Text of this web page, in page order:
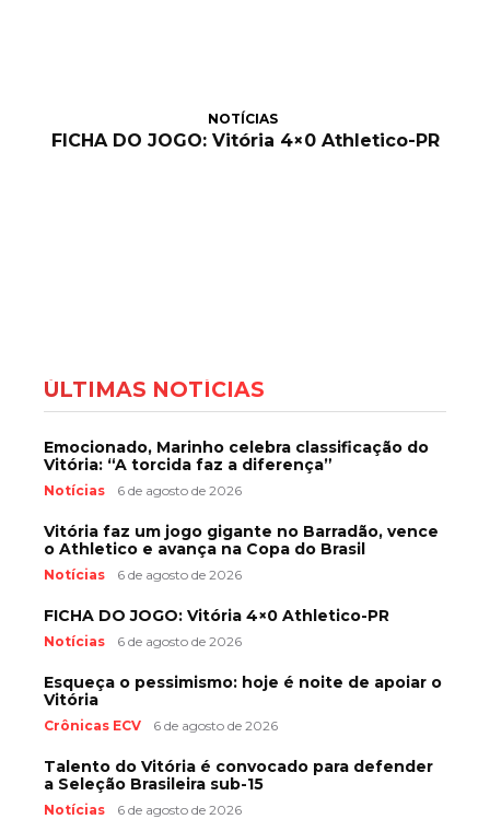
NOTÍCIAS
FICHA DO JOGO: Vitória 4×0 Athletico-PR
ÚLTIMAS NOTÍCIAS
Emocionado, Marinho celebra classificação do
Vitória: “A torcida faz a diferença”
Notícias 6 de agosto de 2026
Vitória faz um jogo gigante no Barradão, vence
o Athletico e avança na Copa do Brasil
Notícias 6 de agosto de 2026
FICHA DO JOGO: Vitória 4×0 Athletico-PR
Notícias 6 de agosto de 2026
Esqueça o pessimismo: hoje é noite de apoiar o
Vitória
Crônicas ECV 6 de agosto de 2026
Talento do Vitória é convocado para defender
a Seleção Brasileira sub-15
Notícias 6 de agosto de 2026